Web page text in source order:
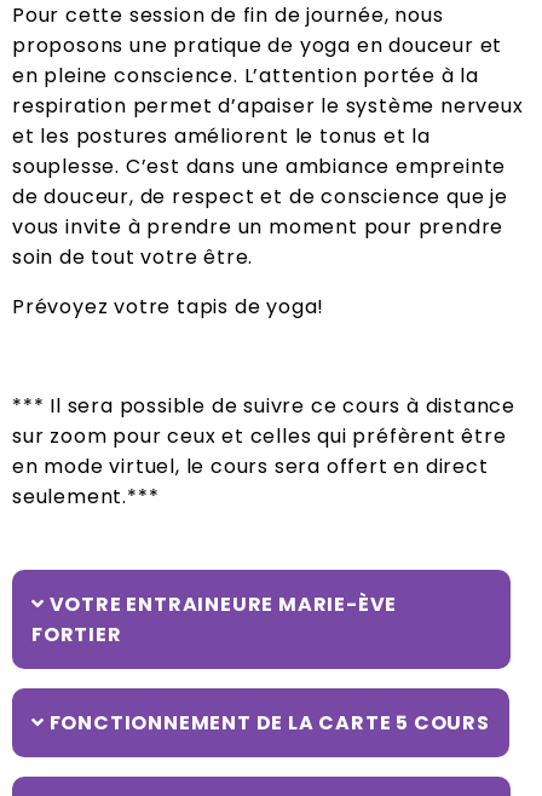
Pour cette session de fin de journée, nous
proposons une pratique de yoga en douceur et
en pleine conscience. L’attention portée à la
respiration permet d’apaiser le système nerveux
et les postures améliorent le tonus et la
souplesse. C’est dans une ambiance empreinte
de douceur, de respect et de conscience que je
vous invite à prendre un moment pour prendre
soin de tout votre être.
Prévoyez votre tapis de yoga!
*** Il sera possible de suivre ce cours à distance
sur zoom pour ceux et celles qui préfèrent être
en mode virtuel, le cours sera offert en direct
seulement.***
VOTRE ENTRAINEURE MARIE-ÈVE
FORTIER
FONCTIONNEMENT DE LA CARTE 5 COURS